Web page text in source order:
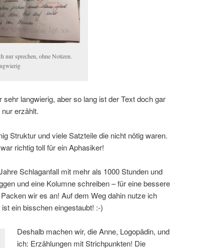
nur sprechen, ohne Notizen.
langwierig, aber so lang ist der Text doch gar
erzählt.
Struktur und viele Satzteile die nicht nötig waren.
richtig toll für ein Aphasiker!
Schlaganfall mit mehr als 1000 Stunden und
und eine Kolumne schreiben – für eine bessere
wir es an! Auf dem Weg dahin nutze ich
ein bisschen eingestaubt! :-)
Deshalb machen wir, die Anne, Logopädin, und
ich: Erzählungen mit Strichpunkten! Die